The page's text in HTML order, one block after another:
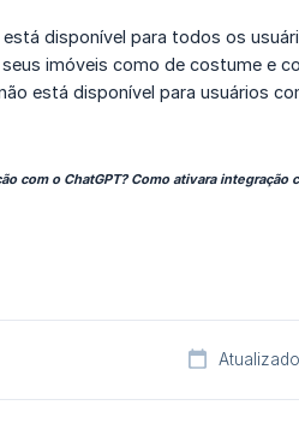
disponível para todos os
imóveis como de costume e
está disponível para usuários
com o ChatGPT? Como ativara